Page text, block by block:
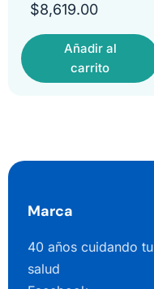
$8,619.00
Añadir al
carrito
Marca
40 años cuidando tu
salud